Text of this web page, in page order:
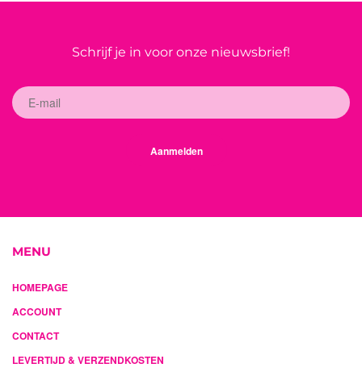
Schrijf je in voor onze nieuwsbrief!
Aanmelden
MENU
HOMEPAGE
ACCOUNT
CONTACT
LEVERTIJD & VERZENDKOSTEN